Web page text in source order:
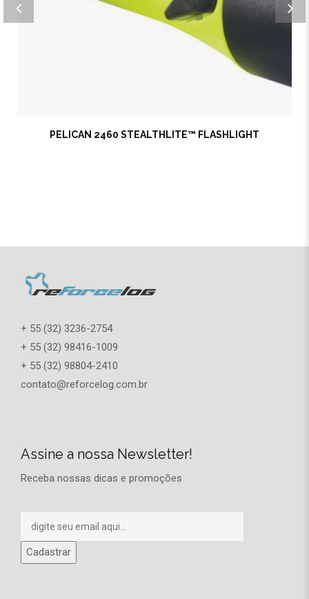
PELICAN 2460 STEALTHLITE™ FLASHLIGHT
+ 55 (32) 3236-2754
+ 55 (32) 98416-1009
+ 55 (32) 98804-2410
contato@reforcelog.com.br
Assine a nossa Newsletter!
Receba nossas dicas e promoções